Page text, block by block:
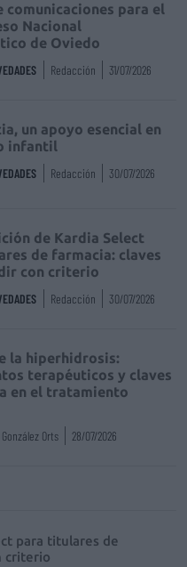
comunicaciones para el
Nacional
de Oviedo
Redacción 31/07/2026
un apoyo esencial en
infantil
Redacción 30/07/2026
de Kardia Select
de farmacia: claves
con criterio
Redacción 30/07/2026
la hiperhidrosis:
terapéuticos y claves
en el tratamiento
Orts 28/07/2026
para titulares de
criterio